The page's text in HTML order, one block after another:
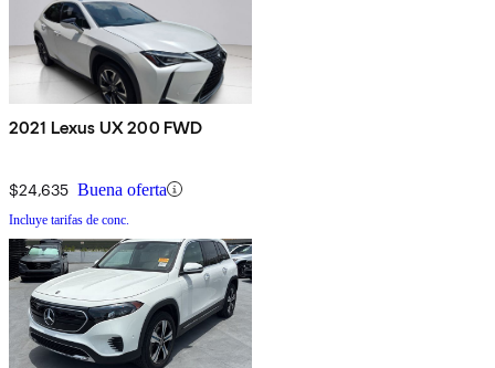
2021 Lexus UX 200 FWD
$24,635 Buena oferta
Incluye tarifas de conc.